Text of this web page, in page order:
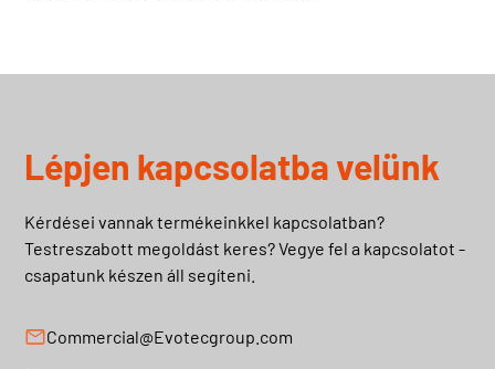
Lépjen kapcsolatba velünk
Kérdései vannak termékeinkkel kapcsolatban?
Testreszabott megoldást keres? Vegye fel a kapcsolatot -
csapatunk készen áll segíteni.
Commercial@Evotecgroup.com